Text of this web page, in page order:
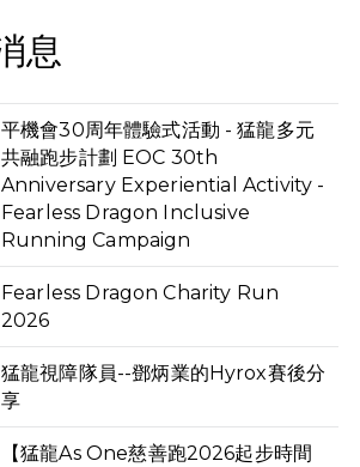
息
平機會30周年體驗式活動 - 猛龍多元
共融跑步計劃 EOC 30th
Anniversary Experiential Activity -
Fearless Dragon Inclusive
Running Campaign
Fearless Dragon Charity Run
2026
猛龍視障隊員--鄧炳業的Hyrox賽後分
享
【猛龍As One慈善跑2026起步時間